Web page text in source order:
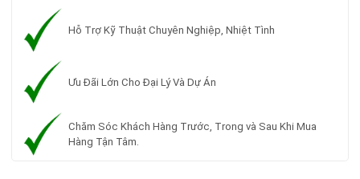
Hỗ Trợ Kỹ Thuật Chuyên Nghiệp, Nhiệt Tình
Ưu Đãi Lớn Cho Đại Lý Và Dự Án
Chăm Sóc Khách Hàng Trước, Trong và Sau Khi Mua
Hàng Tận Tâm.